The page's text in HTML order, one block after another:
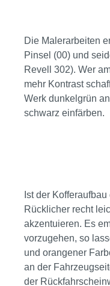
Die Malerarbeiten
Pinsel (00) und
Revell 302). Wer
mehr Kontrast
Werk dunkelgrün
schwarz einfärben.
Ist der
Rücklicher recht
akzentuieren. Es
vorzugehen, so
und orangener
an der
der